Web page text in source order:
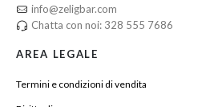
info@zeligbar.com
Chatta con noi: 328 555 7686
AREA LEGALE
Termini e condizioni di vendita